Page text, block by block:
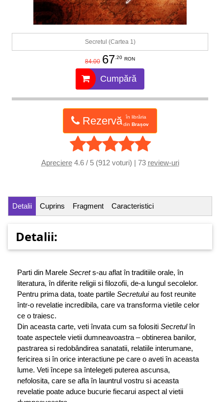
Secretul (Cartea 1)
84.00 67.20 RON
Cumpără
Rezervă
în librăria
din Brașov
Apreciere4.6 / 5 (912 voturi) | 73 review-uri
Detalii Cuprins Fragment Caracteristici
Detalii:
Parti din Marele Secrets-au aflat în traditiile orale, în
literatura, în diferite religii si filozofii, de-a lungul secolelor.
Pentru prima data, toate partile Secretuluiau fost reunite
într-o revelatie incredibila, care va transforma vietile celor
ce o traiesc.
Din aceasta carte, veti învata cum sa folositi Secretulîn
toate aspectele vietii dumneavoastra – obtinerea banilor,
pastrarea si redobândirea sanatatii, relatiile interumane,
fericirea si în orice interactiune pe care o aveti în aceasta
lume. Veti începe sa întelegeti puterea ascunsa,
nefolosita, care se afla în launtrul vostru si aceasta
revelatie poate aduce bucurie fiecarui aspect al vietii